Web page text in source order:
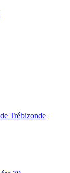
Trébizonde